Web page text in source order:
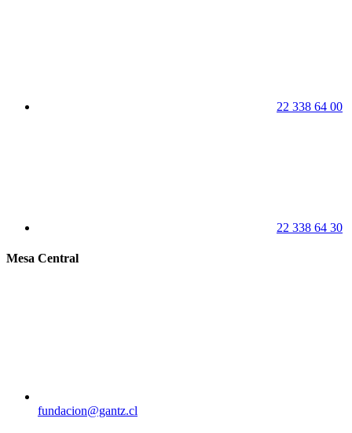
22 338 64 00
22 338 64 30
Mesa Central
fundacion@gantz.cl